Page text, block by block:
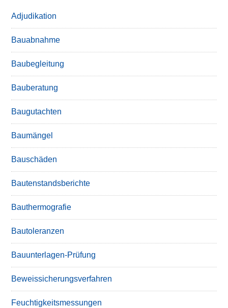
Adjudikation
Bauabnahme
Baubegleitung
Bauberatung
Baugutachten
Baumängel
Bauschäden
Bautenstandsberichte
Bauthermografie
Bautoleranzen
Bauunterlagen-Prüfung
Beweissicherungsverfahren
Feuchtigkeitsmessungen